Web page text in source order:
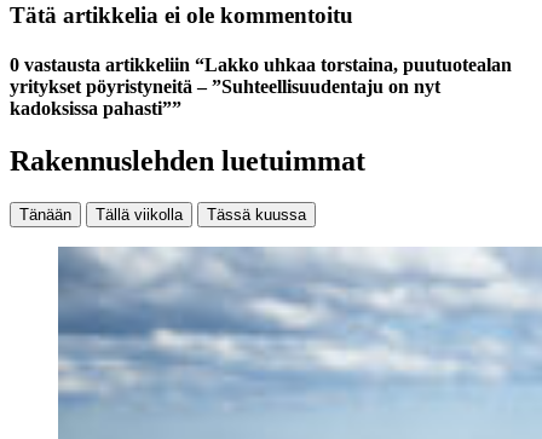
Tätä artikkelia ei ole kommentoitu
0 vastausta artikkeliin “Lakko uhkaa torstaina, puutuotealan
yritykset pöyristyneitä – ”Suhteellisuudentaju on nyt
kadoksissa pahasti””
Rakennuslehden luetuimmat
Tänään Tällä viikolla Tässä kuussa